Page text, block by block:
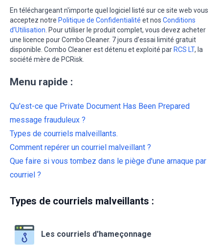
En téléchargeant n'importe quel logiciel listé sur ce site web vous
acceptez notre Politique de Confidentialité et nos Conditions
d’Utilisation . Pour utiliser le produit complet, vous devez acheter
une licence pour Combo Cleaner. 7 jours d’essai limité gratuit
disponible. Combo Cleaner est détenu et exploité par RCS LT, la
société mère de PCRisk.
Menu rapide :
Qu'est-ce que Private Document Has Been Prepared
message frauduleux ?
Types de courriels malveillants.
Comment repérer un courriel malveillant ?
Que faire si vous tombez dans le piège d'une arnaque par
courriel ?
Types de courriels malveillants :
Les courriels d'hameçonnage